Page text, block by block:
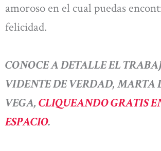
amoroso en el cual puedas
felicidad.
CONOCE A DETALLE EL
VIDENTE DE VERDAD, MARTA
VEGA, CLIQUEANDO GRATIS
ESPACIO.